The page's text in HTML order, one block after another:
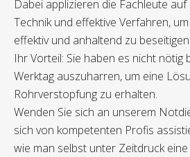
Dabei applizieren die Fachleute
Technik und effektive Verfahren,
effektiv und anhaltend zu beseitigen.
Ihr Vorteil: Sie haben es nicht nötig
Werktag auszuharren, um eine
Rohrverstopfung zu erhalten.
Wenden Sie sich an unserem
sich von kompetenten Profis
wie man selbst unter Zeitdruck